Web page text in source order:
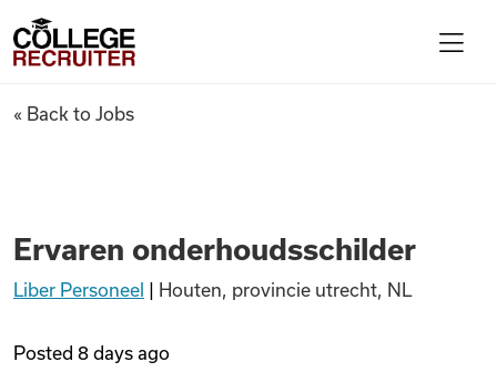
Find Jobs
College Recruiter
Ervaren onderhoudsschilder
« Back to Jobs
Ervaren onderhoudsschilder
Liber Personeel Houten, provincie utrecht, NL
Posted 8 days ago